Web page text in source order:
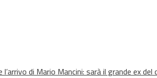
di Mario Mancini: sarà il grande ex del